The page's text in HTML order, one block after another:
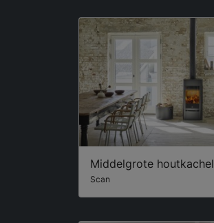
Middelgrote houtkachel
Scan